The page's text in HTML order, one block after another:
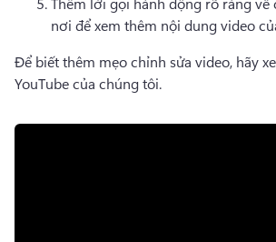
nơi để xem thêm nội dung video
Để biết thêm mẹo chỉnh sửa video, hãy
YouTube của chúng tôi.